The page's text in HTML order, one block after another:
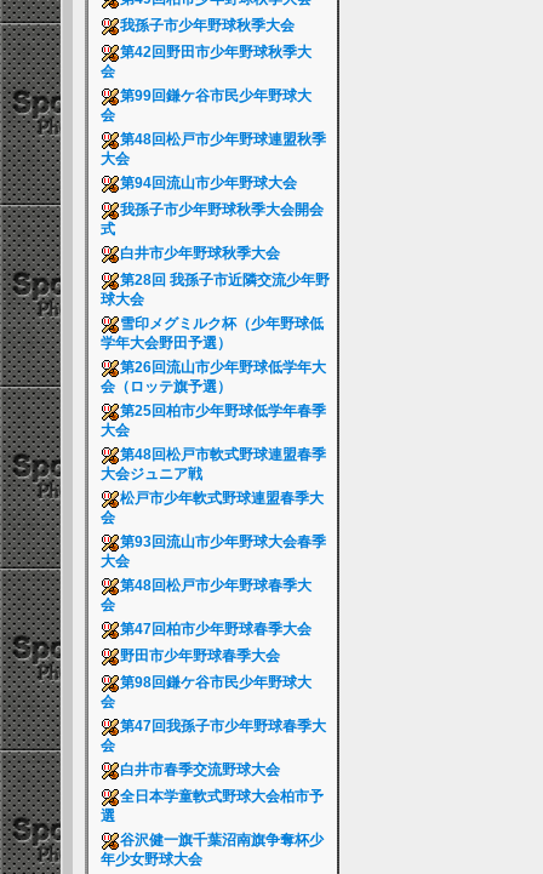
我孫子市少年野球秋季大会
第42回野田市少年野球秋季大
会
第99回鎌ケ谷市民少年野球大
会
第48回松戸市少年野球連盟秋季
大会
第94回流山市少年野球大会
我孫子市少年野球秋季大会開会
式
白井市少年野球秋季大会
第28回 我孫子市近隣交流少年野
球大会
雪印メグミルク杯（少年野球低
学年大会野田予選）
第26回流山市少年野球低学年大
会（ロッテ旗予選）
第25回柏市少年野球低学年春季
大会
第48回松戸市軟式野球連盟春季
大会ジュニア戦
松戸市少年軟式野球連盟春季大
会
第93回流山市少年野球大会春季
大会
第48回松戸市少年野球春季大
会
第47回柏市少年野球春季大会
野田市少年野球春季大会
第98回鎌ケ谷市民少年野球大
会
第47回我孫子市少年野球春季大
会
白井市春季交流野球大会
全日本学童軟式野球大会柏市予
選
谷沢健一旗千葉沼南旗争奪杯少
年少女野球大会